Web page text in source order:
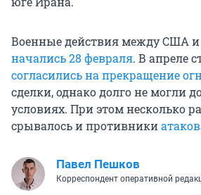
Военные действия между США
начались 28 февраля. В апреле
согласились на прекращение
сделки, однако долго не могли
условиях. При этом несколько
срывалось и противники
Павел Пешков
Корреспондент оперативной